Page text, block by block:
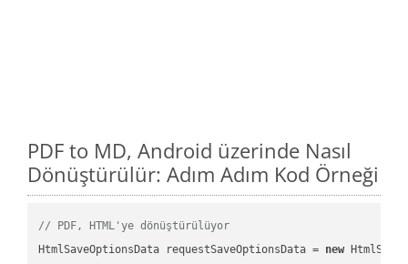
PDF to MD, Android üzerinde Nasıl
Dönüştürülür: Adım Adım Kod Örneği
// PDF, HTML'ye dönüştürülüyor
HtmlSaveOptionsData requestSaveOptionsData = new